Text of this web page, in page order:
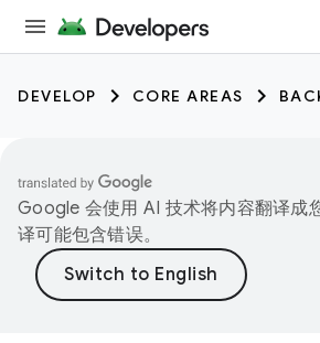
DEVELOP CORE AREAS
Google 会使用 AI 技术将内容翻译成
译可能包含错误。